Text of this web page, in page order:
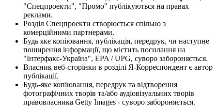
"Спецпроекти", "Промо" публікуються на правах
реклами.
Розділ Спецпроекти створюється спільно з
комерційними партнерами.
Будь яке копіювання, публікація, передрук, чи наступне
поширення інформації, що містить посилання на
"Інтерфакс-Україна", EPA / UPG, суворо забороняється.
Власник веб-сторінки в розділі Я-Корреспондент є автор
публікації.
Будь-яке копіювання, передрук та відтворення
фотографічних творів та/або аудіовізуальних творів
правовласника Getty Images - суворо забороняється.